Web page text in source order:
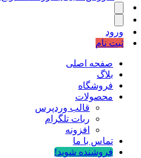
ورود
ثبت نام
صفحه اصلی
بلاگ
فروشگاه
محصولات
قالب وردپرس
ربات تلگرام
افزونه
تماس با ما
فروشنده شوید!